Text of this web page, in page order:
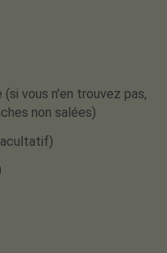
(si vous n'en trouvez pas,
non salées)